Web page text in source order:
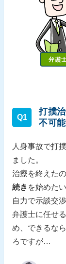
Q1
打撲
不可能
人身事故で打
ました。
治療を終えた
続き を始めた
自力で示談交
弁護士に任せ
め、できるな
ろですが…